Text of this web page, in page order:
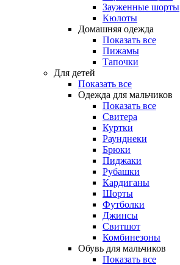
Зауженные шорты
Кюлоты
Домашняя одежда
Показать все
Пижамы
Тапочки
Для детей
Показать все
Одежда для мальчиков
Показать все
Свитера
Куртки
Раунднеки
Брюки
Пиджаки
Рубашки
Кардиганы
Шорты
Футболки
Джинсы
Свитшот
Комбинезоны
Обувь для мальчиков
Показать все